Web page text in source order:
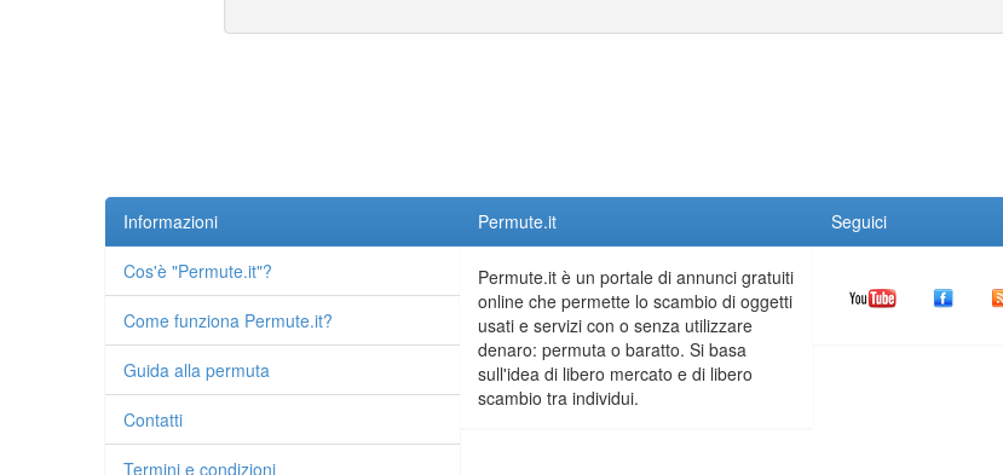
Informazioni
Cos'è "Permute.it"?
Come funziona Permute.it?
Guida alla permuta
Contatti
Termini e condizioni
Permute.it
Permute.it è un portale di annunci gratuiti
online che permette lo scambio di oggetti
usati e servizi con o senza utilizzare
denaro: permuta o baratto. Si basa
sull'idea di libero mercato e di libero
scambio tra individui.
Seguici